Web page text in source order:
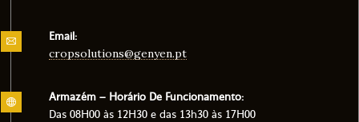
Email:
cropsolutions@genyen.pt
Armazém – Horário De Funcionamento:
Das 08H00 às 12H30 e das 13h30 às 17H00